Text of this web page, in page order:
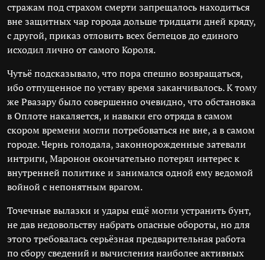
стражам под страхом смерти запрещалось находиться
вне защитных чар города дольше тридцати дней кряду,
с другой, приказ отловить всех беглецов до единого
исходил лично от самого Короля.
Чутьё подсказывало, что пора спешно возвращаться,
ибо отпущенное по уставу время заканчивалось. К тому
же Рвазару было совершенно очевидно, что обстановка
в Оплоте накаляется, и навыки его отряда в самом
скором времени могли потребоваться не вне, а в самом
городе. Чернь голодала, законнорожденные затевали
интриги, Маронон окончательно потерял интерес к
внутренней политике и занимался одной ему ведомой
войной с непонятным врагом.
Точечные вылазки и удары ещё могли устранить бунт,
не дав недовольству набрать опасные обороты, но для
этого требовалась серьёзная предварительная работа
по сбору сведений и вычисления наиболее активных